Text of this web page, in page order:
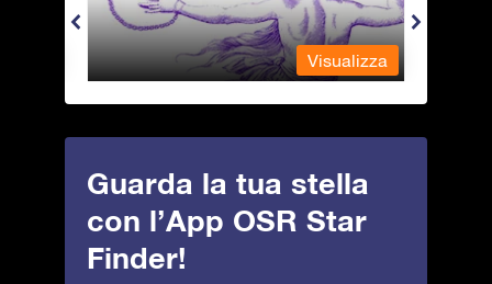
Visualizza
Guarda la tua stella
con l’App OSR Star
Finder!